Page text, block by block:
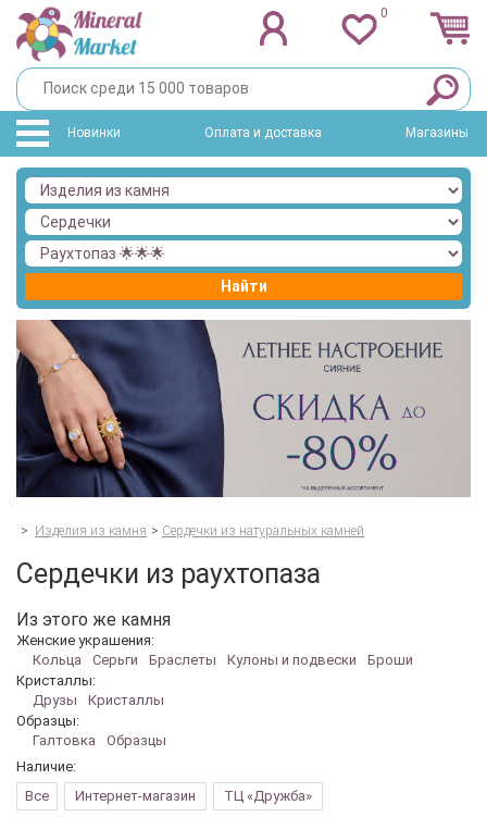
0
Новинки Оплата и доставка Магазины
Найти
> Изделия из камня > Сердечки из натуральных камней
Сердечки из раухтопаза
Из этого же камня
Женские украшения:
Кольца
Серьги Браслеты Кулоны и подвески
Броши
Кристаллы:
Друзы
Кристаллы
Образцы:
Галтовка
Образцы
Наличие:
Все
Интернет-магазин ТЦ «Дружба»